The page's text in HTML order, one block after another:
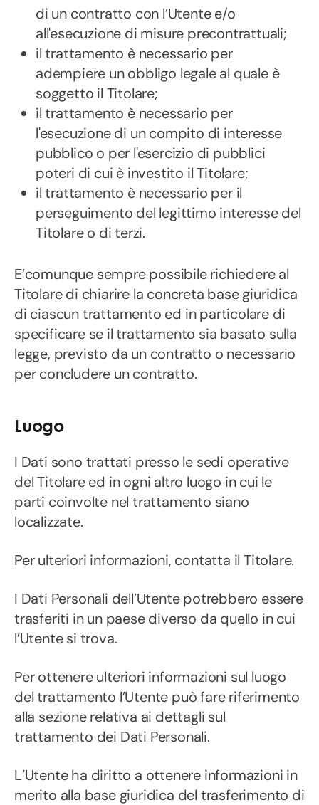
di un contratto con l’Utente e/o
all'esecuzione di misure precontrattuali;
il trattamento è necessario per
adempiere un obbligo legale al quale è
soggetto il Titolare;
il trattamento è necessario per
l'esecuzione di un compito di interesse
pubblico o per l'esercizio di pubblici
poteri di cui è investito il Titolare;
il trattamento è necessario per il
perseguimento del legittimo interesse del
Titolare o di terzi.
E’comunque sempre possibile richiedere al
Titolare di chiarire la concreta base giuridica
di ciascun trattamento ed in particolare di
specificare se il trattamento sia basato sulla
legge, previsto da un contratto o necessario
per concludere un contratto.
Luogo
I Dati sono trattati presso le sedi operative
del Titolare ed in ogni altro luogo in cui le
parti coinvolte nel trattamento siano
localizzate.
Per ulteriori informazioni, contatta il Titolare.
I Dati Personali dell’Utente potrebbero essere
trasferiti in un paese diverso da quello in cui
l’Utente si trova.
Per ottenere ulteriori informazioni sul luogo
del trattamento l’Utente può fare riferimento
alla sezione relativa ai dettagli sul
trattamento dei Dati Personali.
L’Utente ha diritto a ottenere informazioni in
merito alla base giuridica del trasferimento di